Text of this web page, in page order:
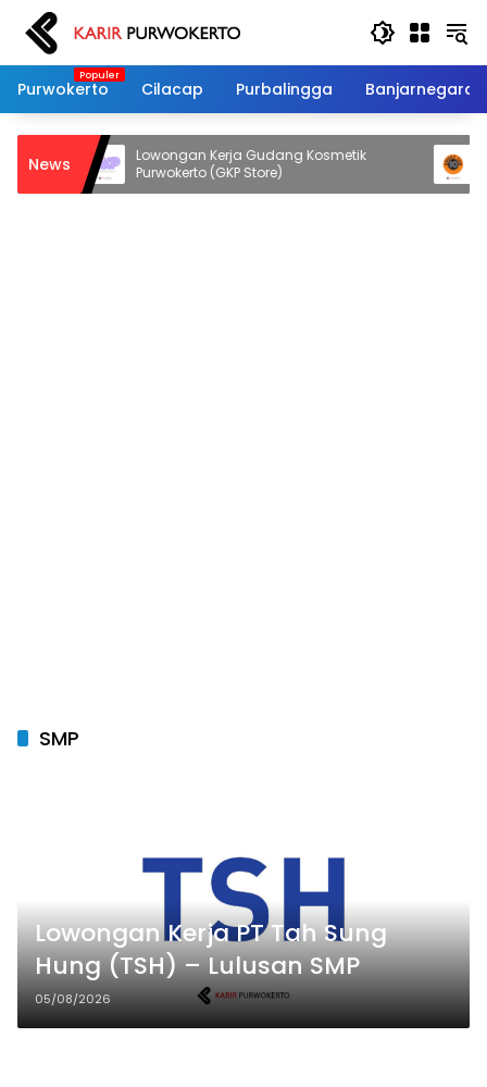
Langsung
konten
Purwokerto
Cilacap Purbalingga Banjarnegara
News
Lowongan Kerja Gudang Kosmetik
Purwokerto (GKP Store)
SMP
Lowongan Kerja PT Tah Sung
Hung (TSH) – Lulusan SMP
05/08/2026